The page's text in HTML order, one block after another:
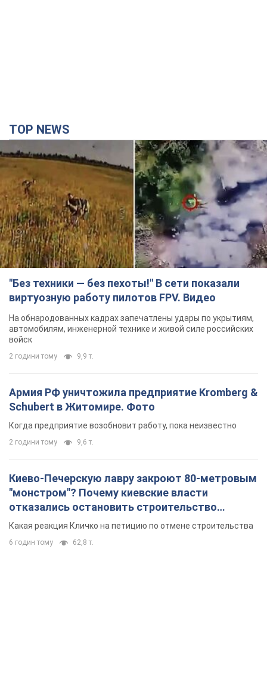
TOP NEWS
"Без техники — без пехоты!" В сети показали
виртуозную работу пилотов FPV. Видео
На обнародованных кадрах запечатлены удары по укрытиям,
автомобилям, инженерной технике и живой силе российских
войск
2 години тому 9,9 т.
Армия РФ уничтожила предприятие Kromberg &
Schubert в Житомире. Фото
Когда предприятие возобновит работу, пока неизвестно
2 години тому 9,6 т.
Киево-Печерскую лавру закроют 80-метровым
"монстром"? Почему киевские власти
отказались остановить строительство
небоскреба "московского верующего"
Какая реакция Кличко на петицию по отмене строительства
6 годин тому 62,8 т.